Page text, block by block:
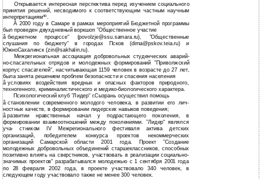
Открывается интересная перспектива перед изучением социального
принятия решений, несводимого к соответствующим частным научным
интерпретациям40 .
Â 2000 году в Самаре в рамках мероприятий Бюджетной программы
был проведен двухдневный воркшоп ”Общественное участие
â бюджетном процессе“ (povolzje@ssu.samara.ru), ”Общественные
слушания по бюджету“ в городах Псков (dima@pskov.teia.ru) и
ЮжноСахалинск (zin@sakhalin.ru).
Межрегиональная ассоциация добровольных студенческих аварий-
но-спасательных отрядов и молодежных формирований ”Приволжский
корпус спасателей“, насчитывающая 1159 человек в возрасте до 27 лет,
была занята решением проблем безопасности и спасения населения
â условиях воздействия вредных и опасных факторов природного,
техногенного, криминалистического и медико-биологического характера.
Психологический клуб ”Лидер“ г.Сызрань осуществил помощь
â становлении современного молодого человека, в развитии его лич-
ностных качеств, в формировании лидерских навыков поведения;
â развитии нравственных начал у подрастающего поколения, в
формировании взаимоотношений между поколениями. ”Лидер“ являлся
уча- стником IV Межрегионального фестиваля актива детских
организаций, победителем конкурса проектов некоммерческих
организаций Самарской области 2001 года. Проект ”Создание
молодежных добровольных объединений старшеклассников, способных
позитивно влиять на сверстников, участвовать в реализациисоциально-
значимых проектов“ разрабатывался молодежью с 1 сентября 2001 года
по 28 февраля 2002 года, в проекте участвовало 340 человек, в
следующем году участвовало также не менее 300 человек.